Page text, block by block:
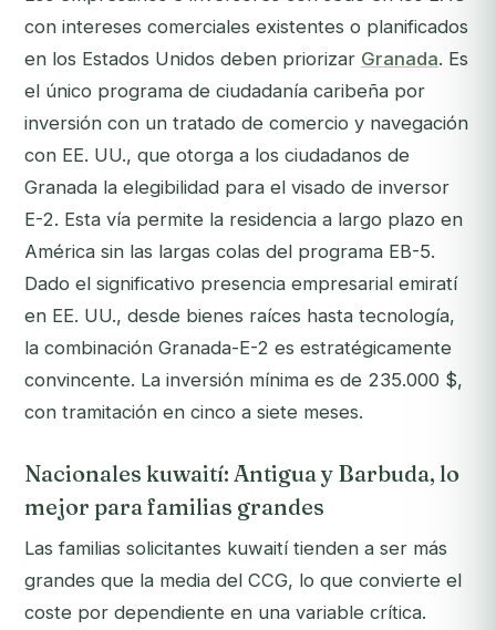
con intereses comerciales existentes o planificados
en los Estados Unidos deben priorizar Granada. Es
el único programa de ciudadanía caribeña por
inversión con un tratado de comercio y navegación
con EE. UU., que otorga a los ciudadanos de
Granada la elegibilidad para el visado de inversor
E-2. Esta vía permite la residencia a largo plazo en
América sin las largas colas del programa EB-5.
Dado el significativo presencia empresarial emiratí
en EE. UU., desde bienes raíces hasta tecnología,
la combinación Granada-E-2 es estratégicamente
convincente. La inversión mínima es de 235.000 $,
con tramitación en cinco a siete meses.
Nacionales kuwaití: Antigua y Barbuda, lo
mejor para familias grandes
Las familias solicitantes kuwaití tienden a ser más
grandes que la media del CCG, lo que convierte el
coste por dependiente en una variable crítica.